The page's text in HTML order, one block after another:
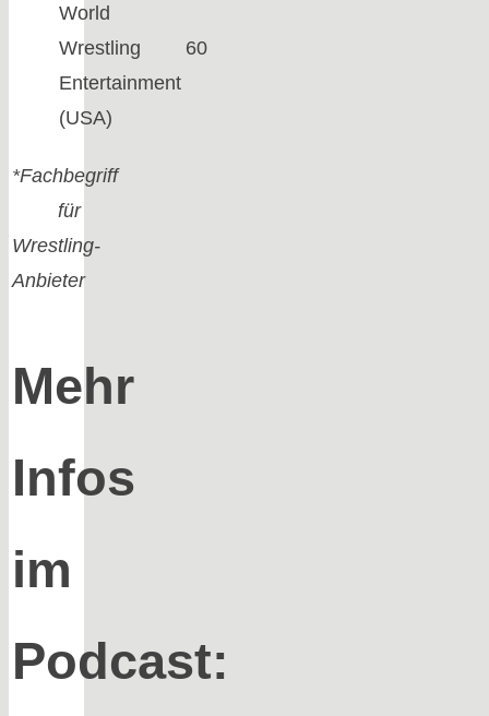
World
Wrestling
Entertainment
(USA)
60
*Fachbegriff
für
Wrestling-
Anbieter
Mehr
Infos
im
Podcast: